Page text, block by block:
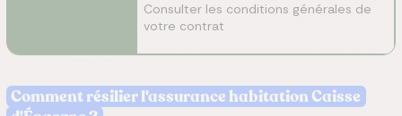
Consulter les conditions générales de
votre contrat
Comment résilier l'assurance habitation Caisse